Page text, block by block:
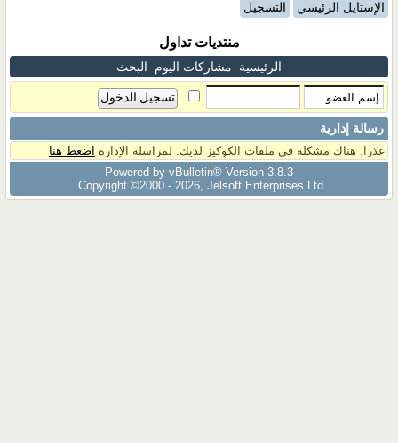
الإستايل الرئيسي التسجيل
منتديات تداول
الرئيسية مشاركات اليوم البحث
رسالة إدارية
عذرا. هناك مشكلة فى ملفات الكوكيز لديك. لمراسلة الإدارة اضغط هنا
Powered by vBulletin® Version 3.8.3
Copyright ©2000 - 2026, Jelsoft Enterprises Ltd.